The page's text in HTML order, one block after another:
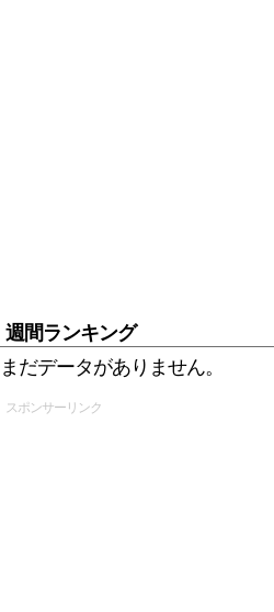
週間ランキング
まだデータがありません。
スポンサーリンク